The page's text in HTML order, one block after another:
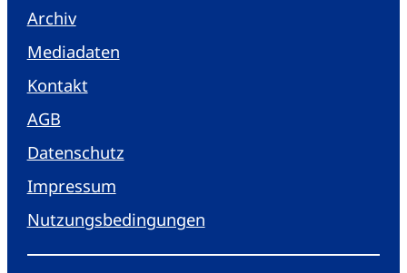
Archiv
Mediadaten
Kontakt
AGB
Datenschutz
Impressum
Nutzungsbedingungen